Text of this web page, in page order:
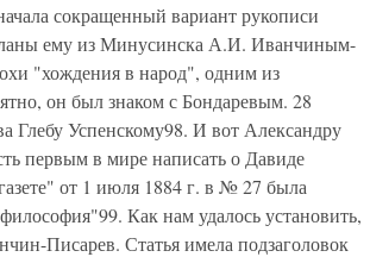
сокращенный вариант рукописи
ему из Минусинска А.И. Иванчиным-
"хождения в народ", одним из
он был знаком с Бондаревым. 28
Глебу Успенскому98. И вот Александру
первым в мире написать о Давиде
от 1 июля 1884 г. в № 27 была
Как нам удалось установить,
Писарев. Статья имела подзаголовок